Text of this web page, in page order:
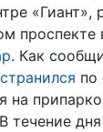
«Гиант»,
проспекте
. Как
по
на
течение